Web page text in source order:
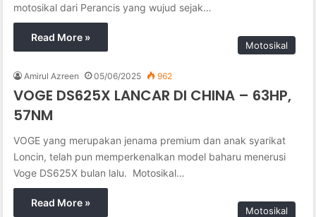
motosikal dari Perancis yang wujud sejak…
Read More »
Motosikal
Amirul Azreen 05/06/2025 962
VOGE DS625X LANCAR DI CHINA – 63HP,
57NM
VOGE yang merupakan jenama premium dan anak syarikat
Loncin, telah pun memperkenalkan model baharu menerusi
Voge DS625X bulan lalu. Motosikal…
Read More »
Motosikal